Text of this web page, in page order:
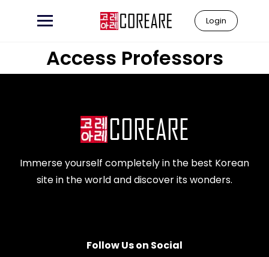
Login
Access Professors
Immerse yourself completely in the best Korean
site in the world and discover its wonders.
Follow Us on Social